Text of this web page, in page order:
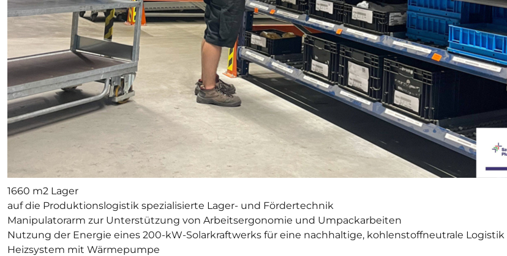
1660 m2 Lager
auf die Produktionslogistik spezialisierte Lager- und Fördertechnik
Manipulatorarm zur Unterstützung von Arbeitsergonomie und Umpackarbeiten
Nutzung der Energie eines 200-kW-Solarkraftwerks für eine nachhaltige, kohlenstoffneutrale Logistik
Heizsystem mit Wärmepumpe